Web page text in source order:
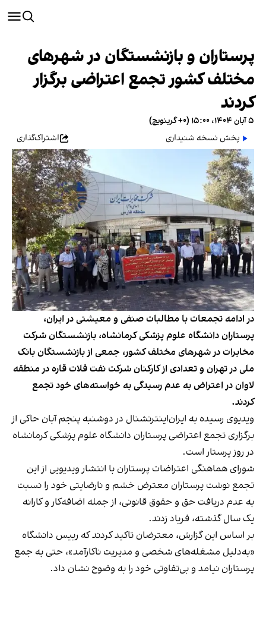
پرستاران و بازنشستگان در شهرهای
مختلف کشور تجمع اعتراضی برگزار
کردند
۵ آبان ۱۴۰۴، ۱۵:۰۰ (‎+۰ گرینویچ)
پخش نسخه شنیداری
اشتراک‌گذاری
در ادامه تجمعات با مطالبات صنفی و معیشتی در ایران،
پرستاران دانشگاه علوم پزشکی کرمانشاه، بازنشستگان شرکت
مخابرات در شهرهای مختلف کشور، جمعی از بازنشستگان بانک
ملی در تهران و تعدادی از کارکنان شرکت نفت فلات قاره در منطقه
لاوان در اعتراض به عدم رسیدگی به خواسته‌های خود تجمع
کردند.
ویدیوی رسیده به ایران‌اینترنشنال در دوشنبه پنجم آبان حاکی از
برگزاری تجمع اعتراضی پرستاران دانشگاه علوم پزشکی کرمانشاه
در روز پرستار است.
شورای هماهنگی اعتراضات پرستاران با انتشار ویدیویی از این
تجمع نوشت پرستاران معترض خشم و نارضایتی خود را نسبت
به عدم دریافت حق و حقوق قانونی، از جمله اضافه‌کار و کارانه
یک سال گذشته، فریاد زدند.
بر اساس این گزارش، معترضان تاکید کردند که رییس دانشگاه
«به‌دلیل مشغله‌های شخصی و مدیریت ناکارآمد»، حتی به جمع
پرستاران نیامد و بی‌تفاوتی خود را به وضوح نشان داد.